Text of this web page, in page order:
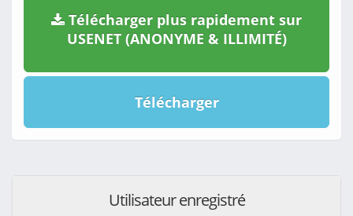
Télécharger plus rapidement sur
USENET (ANONYME & ILLIMITÉ)
Télécharger
Utilisateur enregistré